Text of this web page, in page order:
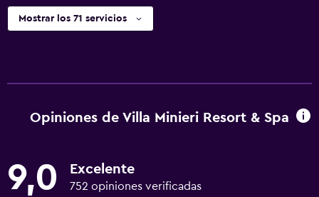
Mostrar los 71 servicios
Opiniones de Villa Minieri Resort & Spa
9,0 Excelente
752 opiniones verificadas